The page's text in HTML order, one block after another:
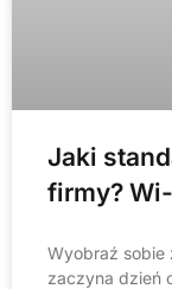
Jaki
firmy?
Wyobraź sobie
zaczyna dzień